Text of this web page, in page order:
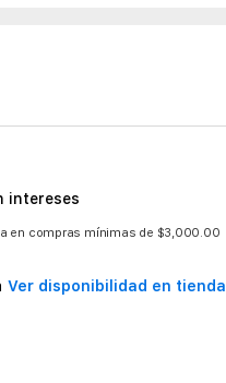
intereses
en compras mínimas de $3,000.00
Ver disponibilidad en tienda